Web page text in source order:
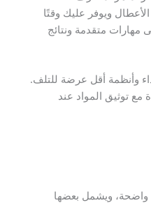
ويوفر عليك وقتًا
مهارات متقدمة ونتائج
وأنظمة أقل عرضة للتلف.
توثيق المواد عند
ويشمل بعضها